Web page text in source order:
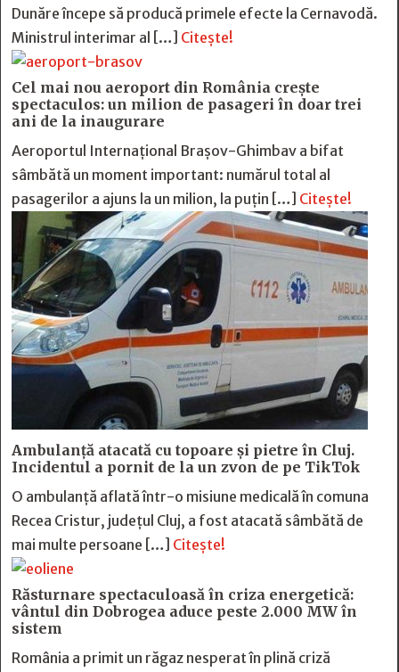
Dunăre începe să producă primele efecte la Cernavodă.
Ministrul interimar al […] Citește!
Cel mai nou aeroport din România crește
spectaculos: un milion de pasageri în doar trei
ani de la inaugurare
Aeroportul Internațional Brașov-Ghimbav a bifat
sâmbătă un moment important: numărul total al
pasagerilor a ajuns la un milion, la puțin […] Citește!
Ambulanță atacată cu topoare și pietre în Cluj.
Incidentul a pornit de la un zvon de pe TikTok
O ambulanță aflată într-o misiune medicală în comuna
Recea Cristur, județul Cluj, a fost atacată sâmbătă de
mai multe persoane […] Citește!
Răsturnare spectaculoasă în criza energetică:
vântul din Dobrogea aduce peste 2.000 MW în
sistem
România a primit un răgaz nesperat în plină criză